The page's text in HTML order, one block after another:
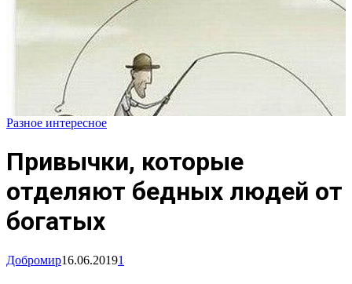
Разное интересное
Привычки, которые
отделяют бедных людей от
богатых
Добромир16.06.20191